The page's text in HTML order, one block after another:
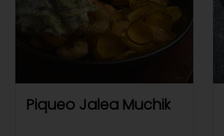
Piqueo Jalea Muchik